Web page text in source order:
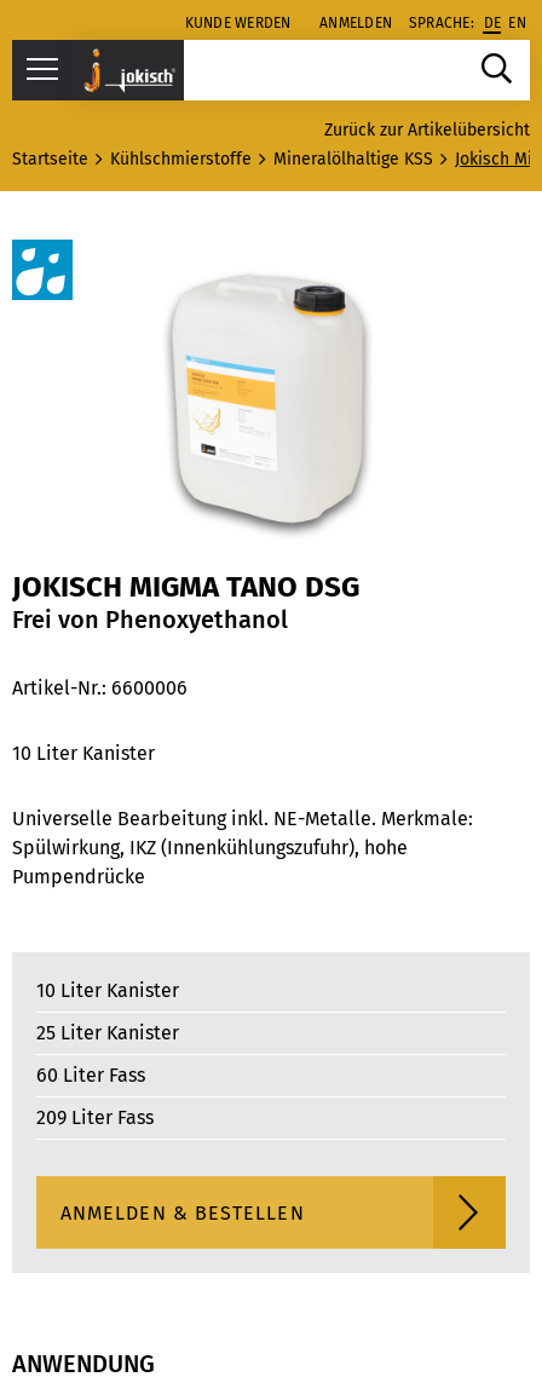
KUNDE WERDEN ANMELDEN SPRACHE: DE EN
Zurück zur Artikelübersicht
Startseite
Kühlschmierstoffe Mineralölhaltige KSS Jokisch
JOKISCH MIGMA TANO DSG
Frei von Phenoxyethanol
Artikel-Nr.: 6600006
10 Liter Kanister
Universelle Bearbeitung inkl. NE-Metalle. Merkmale:
Spülwirkung, IKZ (Innenkühlungszufuhr), hohe
Pumpendrücke
10 Liter Kanister
25 Liter Kanister
60 Liter Fass
209 Liter Fass
ANWENDUNG